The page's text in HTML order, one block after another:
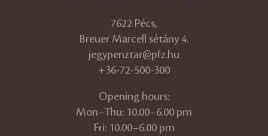
7622 Pécs,
Breuer Marcell sétány 4.
jegypenztar@pfz.hu
+36-72-500-300
Opening hours:
Mon–Thu: 10.00–6.00 pm
Fri: 10.00–6.00 pm